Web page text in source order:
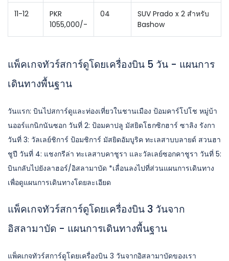
11-12
PKR
1055,000/-
04
SUV Prado x 2 สำหรับ
Bashow
แพ็คเกจทัวร์สการ์ดูโดยเครื่องบิน 5 วัน - แผนการ
เดินทางพื้นฐาน
วันแรก: บินไปสการ์ดูและท่องเที่ยวในชานเมือง ป้อมคาร์โปโช หมู่บ้า
นออร์แกนิกนันซอก วันที่ 2: ป้อมคาปลู มัสยิดโธกซิกฮาร์ ซาลิง รังกา
วันที่ 3: วัลเลย์ชิการ์ ป้อมชิการ์ มัสยิดอัมบูริค ทะเลสาบบลายด์ สวนฮา
ชูปี วันที่ 4: แชงกรีล่า ทะเลสาบคาชูรา และวัลเลย์ซอกคาชูรา วันที่ 5:
บินกลับไปยังลาฮอร์/อิสลามาบัด *เลื่อนลงไปที่ส่วนแผนการเดินทาง
เพื่อดูแผนการเดินทางโดยละเอียด
แพ็คเกจทัวร์สการ์ดูโดยเครื่องบิน 3 วันจาก
อิสลามาบัด - แผนการเดินทางพื้นฐาน
แพ็คเกจทัวร์สการ์ดูโดยเครื่องบิน 3 วันจากอิสลามาบัดของเรา